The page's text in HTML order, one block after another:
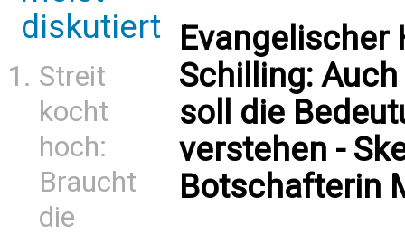
diskutiert
Streit
kocht
hoch:
Braucht
die
Evangelischer
Schilling:
soll die
verstehen -
Botschafterin